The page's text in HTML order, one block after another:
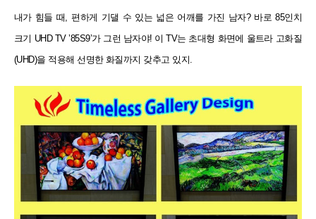
내가 힘들 때, 편하게 기댈 수 있는 넓은 어깨를 가진 남자? 바로 85인치
크기 UHD TV ’85S9’가 그런 남자야! 이 TV는 초대형 화면에 울트라 고화질
(UHD)을 적용해 선명한 화질까지 갖추고 있지.